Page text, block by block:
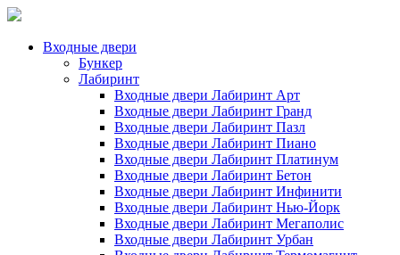
Входные двери
Бункер
Лабиринт
Входные двери Лабиринт Арт
Входные двери Лабиринт Гранд
Входные двери Лабиринт Пазл
Входные двери Лабиринт Пиано
Входные двери Лабиринт Платинум
Входные двери Лабиринт Бетон
Входные двери Лабиринт Инфинити
Входные двери Лабиринт Нью-Йорк
Входные двери Лабиринт Мегаполис
Входные двери Лабиринт Урбан